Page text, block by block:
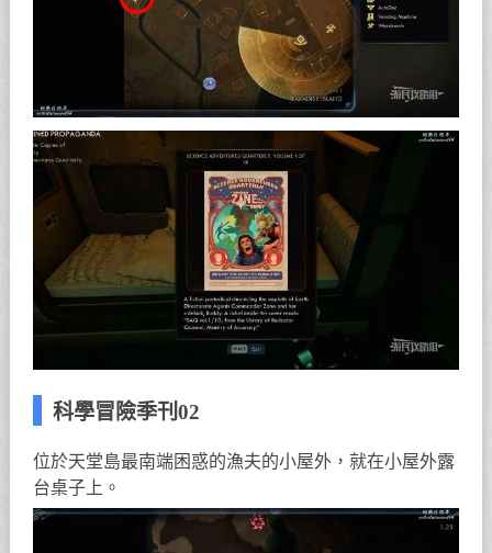
科學冒險季刊02
位於天堂島最南端困惑的漁夫的小屋外，就在小屋外露
台桌子上。